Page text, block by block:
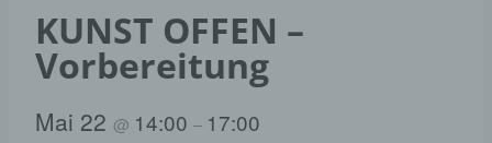
KUNST OFFEN –
Vorbereitung
Mai 22 @ 14:00 – 17:00